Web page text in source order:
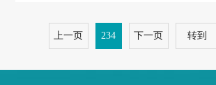
的内容：一是当前广水的交通形势，特别是广
上一页 234 下一页 转到